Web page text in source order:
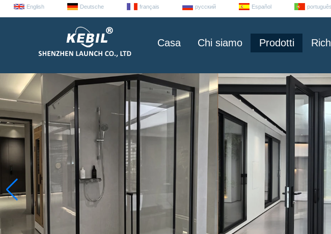
English Deutsche français русский Español português
Casa Chi siamo Prodotti